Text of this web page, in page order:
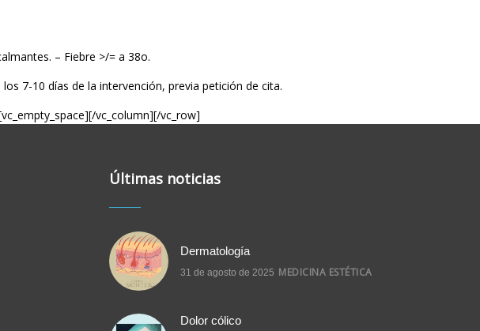
– Fiebre >/= a 38o.
7-10 días de la intervención, previa petición de cita.
vc_column][/vc_row]
Últimas noticias
MEDICINA ESTÉTICA
31 de agosto de 2025
Dermatología
Dolor cólico